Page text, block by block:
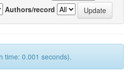
Authors/record
time: 0.001 seconds).